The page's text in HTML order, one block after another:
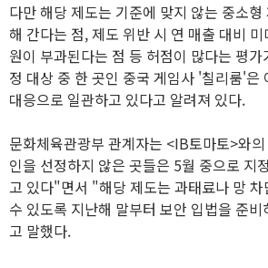
다만 해당 제도는 기준에 맞지 않는 중소
해 간다는 점, 제도 위반 시 연 매출 대비
원이 부과된다는 점 등 허점이 많다는 평
정 대상 중 한 곳인 중국 게임사 '칠리룸'은
대응으로 일관하고 있다고 알려져 있다.
문화체육관광부 관계자는 <IB토마토>와
인을 선정하지 않은 곳들은 5월 중으로 지
고 있다"면서 "해당 제도는 과태료나 망 차
수 있도록 지난해 말부터 보안 입법을 준
고 말했다.